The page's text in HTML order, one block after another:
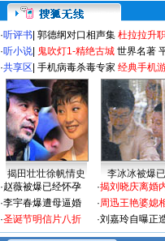
·听评书 郭德纲对口相声集 杜拉拉升
·听小说 鬼吹灯1-精绝古城 世界名著
·共享区 手机病毒杀毒专家 经典手机
揭田壮壮徐帆情史 李冰冰被爆
·赵薇被爆已经怀孕
·李宇春爆遭母逼婚
·圣诞节明信片八折
·揭刘晓庆离婚
·周迅王艳婆媳
·刘嘉玲自曝正